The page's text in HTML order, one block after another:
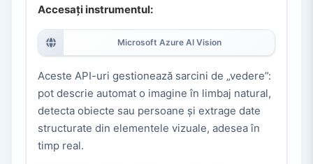
Accesați instrumentul:
Microsoft Azure AI Vision
Aceste API-uri gestionează sarcini de „vedere”:
pot descrie automat o imagine în limbaj natural,
detecta obiecte sau persoane și extrage date
structurate din elementele vizuale, adesea în
timp real.